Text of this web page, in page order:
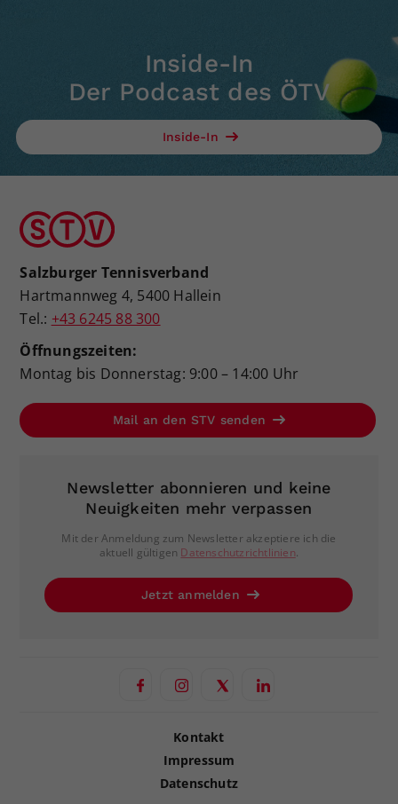
Inside-In
Der Podcast des ÖTV
Inside-In
Salzburger Tennisverband
Hartmannweg 4, 5400 Hallein
Tel.: +43 6245 88 300
Öffnungszeiten:
Montag bis Donnerstag: 9:00 – 14:00 Uhr
Mail an den STV senden
Newsletter abonnieren und keine
Neuigkeiten mehr verpassen
Mit der Anmeldung zum Newsletter akzeptiere ich die
aktuell gültigen Datenschutzrichtlinien.
Jetzt anmelden
Kontakt
Impressum
Datenschutz